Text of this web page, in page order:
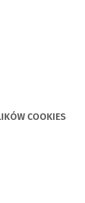
COOKIES